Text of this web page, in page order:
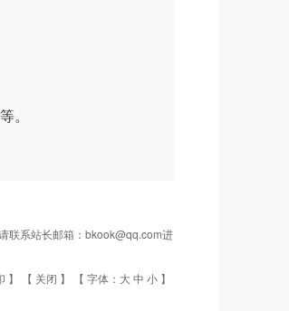
。
联系站长邮箱：bkook@qq.com进
】 【 关闭 】 【 字体： 大中 小 】